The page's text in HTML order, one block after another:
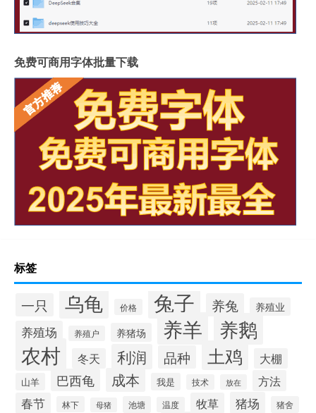
免费可商用字体批量下载
标签
一只 乌龟 价格 兔子 养兔 养殖业
养殖场 养殖户 养猪场 养羊 养鹅
农村 冬天 利润 品种 土鸡 大棚
山羊 巴西龟 成本 我是 技术 放在
方法
春节
林下 母猪 池塘 温度 牧草 猪场 猪舍